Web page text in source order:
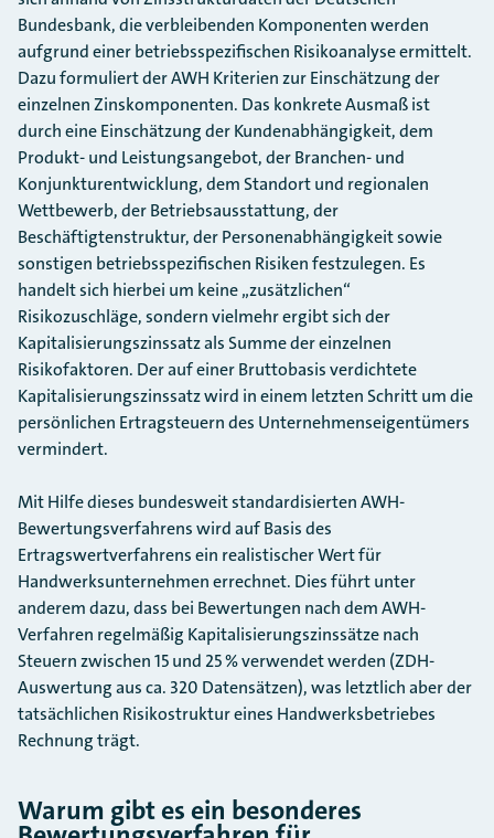
Bundesbank, die verbleibenden Komponenten werden
aufgrund einer betriebsspezifischen Risikoanalyse ermittelt.
Dazu formuliert der AWH Kriterien zur Einschätzung der
einzelnen Zinskomponenten. Das konkrete Ausmaß ist
durch eine Einschätzung der Kundenabhängigkeit, dem
Produkt- und Leistungsangebot, der Branchen- und
Konjunkturentwicklung, dem Standort und regionalen
Wettbewerb, der Betriebsausstattung, der
Beschäftigtenstruktur, der Personenabhängigkeit sowie
sonstigen betriebsspezifischen Risiken festzulegen. Es
handelt sich hierbei um keine „zusätzlichen“
Risikozuschläge, sondern vielmehr ergibt sich der
Kapitalisierungszinssatz als Summe der einzelnen
Risikofaktoren. Der auf einer Bruttobasis verdichtete
Kapitalisierungszinssatz wird in einem letzten Schritt um die
persönlichen Ertragsteuern des Unternehmenseigentümers
vermindert.
Mit Hilfe dieses bundesweit standardisierten AWH-
Bewertungsverfahrens wird auf Basis des
Ertragswertverfahrens ein realistischer Wert für
Handwerksunternehmen errechnet. Dies führt unter
anderem dazu, dass bei Bewertungen nach dem AWH-
Verfahren regelmäßig Kapitalisierungszinssätze nach
Steuern zwischen 15 und 25 % verwendet werden (ZDH-
Auswertung aus ca. 320 Datensätzen), was letztlich aber der
tatsächlichen Risikostruktur eines Handwerksbetriebes
Rechnung trägt.
Warum gibt es ein besonderes